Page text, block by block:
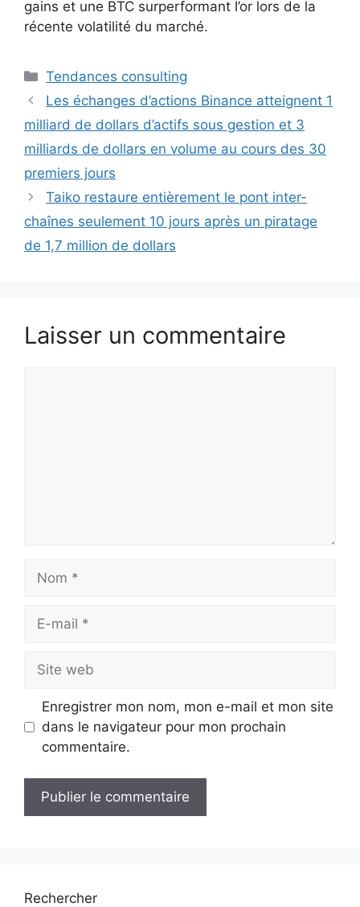
gains et une BTC surperformant l’or lors de la
récente volatilité du marché.
Catégories
Tendances consulting
Les échanges d’actions Binance atteignent 1
milliard de dollars d’actifs sous gestion et 3
milliards de dollars en volume au cours des 30
premiers jours
Taiko restaure entièrement le pont inter-
chaînes seulement 10 jours après un piratage
de 1,7 million de dollars
Laisser un commentaire
Nom
Site
web
Enregistrer mon nom, mon e-mail et mon site
dans le navigateur pour mon prochain
commentaire.
Rechercher